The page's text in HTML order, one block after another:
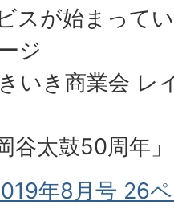
スが始まって
ジ
いき商業会 レ
谷太鼓50周年」
年8月号 26